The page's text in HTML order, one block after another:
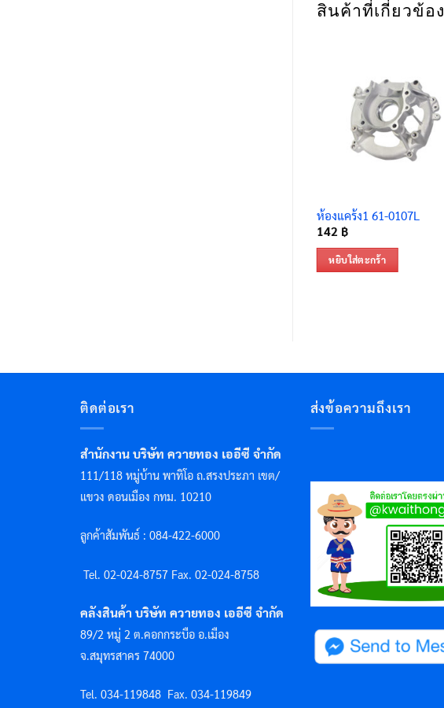
สินค้าที่เกี่ยวข้อง
ห้องแคร้ง1 61-0107L
142 ฿
หยิบใส่ตะกร้า
ติดต่อเรา
สำนักงาน บริษัท ควายทอง เออีซี จำกัด
111/118 หมู่บ้าน พาทิโอ ถ.สรงประภา เขต/
แขวง ดอนเมือง กทม. 10210
ลูกค้าสัมพันธ์ : 084-422-6000
Tel. 02-024-8757 Fax. 02-024-8758
คลังสินค้า บริษัท ควายทอง เออีซี จำกัด
89/2 หมู่ 2 ต.คอกกระบือ อ.เมือง
จ.สมุทรสาคร 74000
Tel. 034-119848 Fax. 034-119849
ส่งข้อความถึงเรา